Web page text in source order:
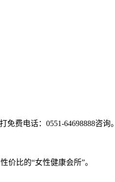
费电话：0551-64698888咨询。
比的“女性健康会所”。